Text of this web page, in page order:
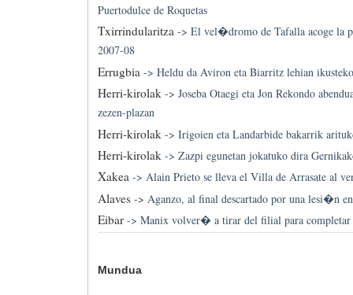
Puertodulce de Roquetas
Txirrindularitza-> El vel�dromo de Tafalla acoge la
2007-08
Errugbia-> Heldu da Aviron eta Biarritz lehian
Herri-kirolak-> Joseba Otaegi eta Jon Rekondo
zezen-plazan
Herri-kirolak -> Irigoien eta Landarbide bakarrik
Herri-kirolak-> Zazpi egunetan jokatuko dira
Xakea-> Alain Prieto se lleva el Villa de Arrasate al
Alaves-> Aganzo, al final descartado por una lesi�n
Eibar-> Manix volver� a tirar del filial para completar
Mundua